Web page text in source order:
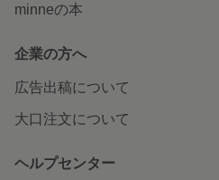
minneの本
企業の方へ
広告出稿について
大口注文について
ヘルプセンター